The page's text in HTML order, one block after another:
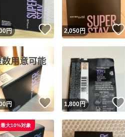
！円 いいね！
2,050円
！
円 いいね！
1,800円
最大10%対象